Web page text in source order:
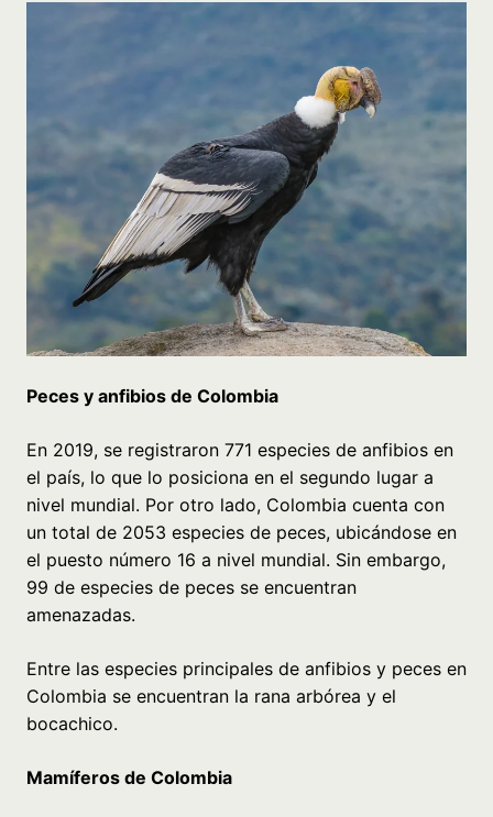
Peces y anfibios de Colombia
En 2019, se registraron 771 especies de anfibios en
el país, lo que lo posiciona en el segundo lugar a
nivel mundial. Por otro lado, Colombia cuenta con
un total de 2053 especies de peces, ubicándose en
el puesto número 16 a nivel mundial. Sin embargo,
99 de especies de peces se encuentran
amenazadas.
Entre las especies principales de anfibios y peces en
Colombia se encuentran la rana arbórea y el
bocachico.
Mamíferos de Colombia